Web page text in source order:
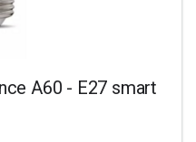
A60 - E27 smart